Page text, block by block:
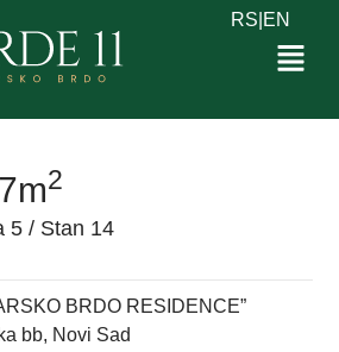
RS EN
2
5 / Stan 14
BRDO RESIDENCE”
bb, Novi Sad